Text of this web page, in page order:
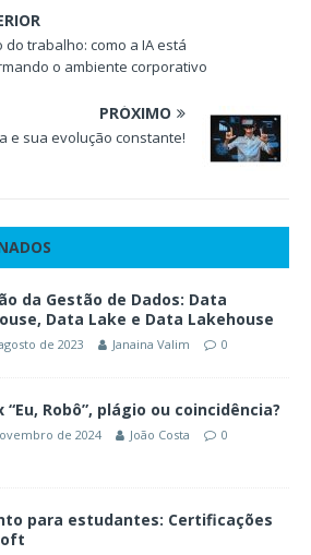
do trabalho: como a IA está
o ambiente corporativo
PRÓXIMO
e sua evolução constante!
da Gestão de Dados: Data
Data Lake e Data Lakehouse
de 2023 Janaina Valim 0
“Eu, Robô”, plágio ou coincidência?
de 2024 João Costa 0
para estudantes: Certificações